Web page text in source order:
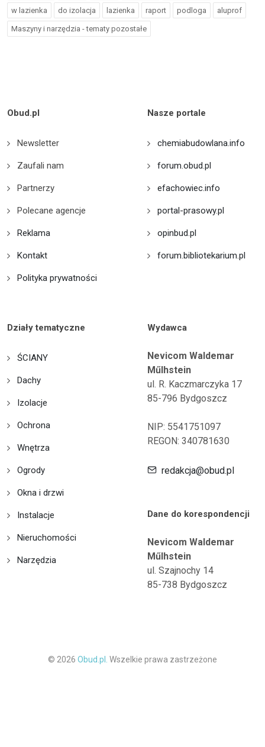
w lazienka do izolacja lazienka raport podloga aluprof
Maszyny i narzędzia - tematy pozostałe
Obud.pl
Newsletter
Zaufali nam
Partnerzy
Polecane agencje
Reklama
Kontakt
Polityka prywatności
Nasze portale
chemiabudowlana.info
forum.obud.pl
efachowiec.info
portal-prasowy.pl
opinbud.pl
forum.bibliotekarium.pl
Działy tematyczne
ŚCIANY
Dachy
Izolacje
Ochrona
Wnętrza
Ogrody
Okna i drzwi
Instalacje
Nieruchomości
Narzędzia
Wydawca
Nevicom Waldemar
Műlhstein
ul. R. Kaczmarczyka 17
85-796 Bydgoszcz
NIP: 5541751097
REGON: 340781630
redakcja@obud.pl
Dane do korespondencji
Nevicom Waldemar
Műlhstein
ul. Szajnochy 14
85-738 Bydgoszcz
© 2026 Obud.pl. Wszelkie prawa zastrzeżone